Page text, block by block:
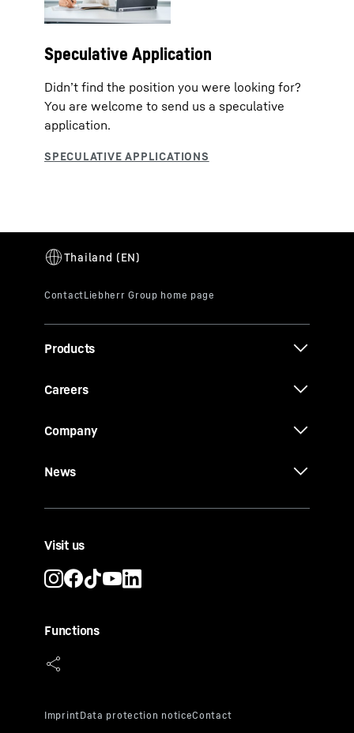
Speculative Application
Didn’t find the position you were looking for?
You are welcome to send us a speculative
application.
Products
Careers
Company
News
Visit us
Functions